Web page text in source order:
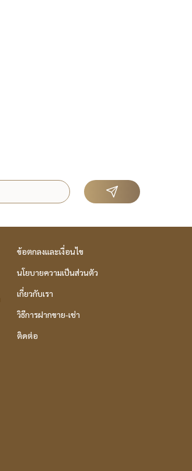
ข้อตกลงและเงื่อนไข
นโยบายความเป็นส่วนตัว
เกี่ยวกับเรา
วิธีการฝากขาย-เช่า
ติดต่อ